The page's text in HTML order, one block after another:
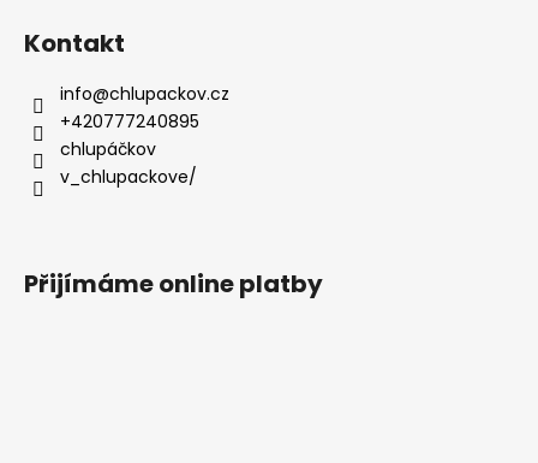
Kontakt
info@chlupackov.cz
+420777240895
chlupáčkov
v_chlupackove/
Přijímáme online platby